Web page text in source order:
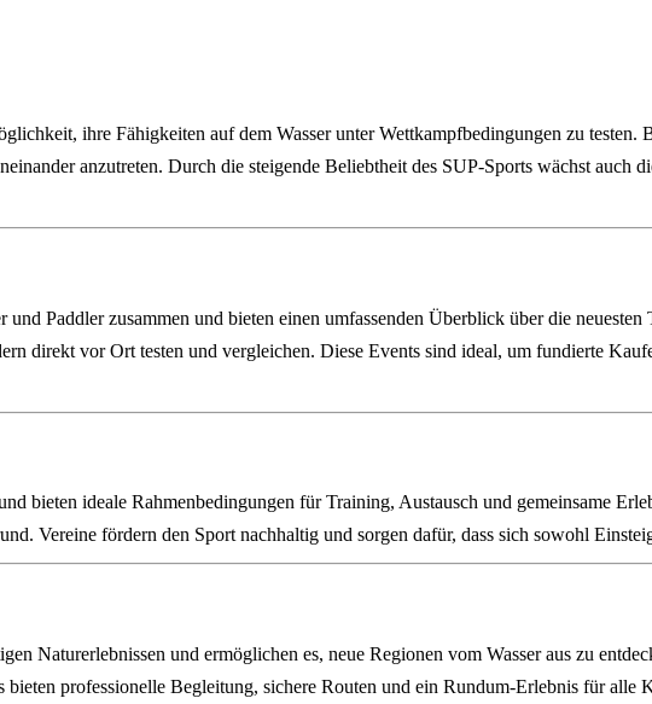
ihre Fähigkeiten auf dem Wasser unter Wettkampfbedingungen zu
anzutreten. Durch die steigende Beliebtheit des SUP‑Sports wächst
und Paddler zusammen und bieten einen umfassenden Überblick über die
direkt vor Ort testen und vergleichen. Diese Events sind ideal, um fundierte
bieten ideale Rahmenbedingungen für Training, Austausch und gemeinsame
Vereine fördern den Sport nachhaltig und sorgen dafür, dass sich sowohl
Naturerlebnissen und ermöglichen es, neue Regionen vom Wasser aus zu
professionelle Begleitung, sichere Routen und ein Rundum‑Erlebnis für alle